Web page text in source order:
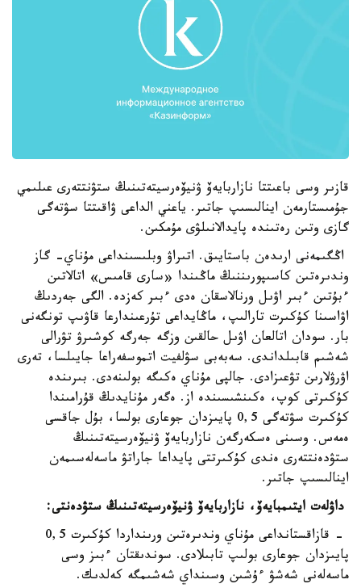
قازىر وسى باعىتتا نازاربايەۆ ۋنيۆەرسيتەتىنىڭ ستۋنتتەرى عىلىمي
جۇمىستارمەن اينالىسىپ جاتىر. ياعني الداعى ۋاقىتتا سۋتەگى
گازى وتىن رەتىندە پايدالانىلۋى مۇمكىن.
اڭگىمەنى ارىدەن باستايىق. اتىراۋ وبلىسىنداعى مۇناي- گاز
وندىرەتىن كاسىپورىننىڭ ماڭىندا «سارى قامىس» اتالاتىن
ءبۇتىن ءبىر اۋىل ورنالاسقان ەدى ءبىر كەزدە. الگى جەردىڭ
اۋاسىنا كۇكىرت تارالىپ، ماڭايداعى تۇرعىندارعا قاۋىپ تونگەنى
بار. سودان اتالعان اۋىل حالقىن وزگە جەرگە كوشىرۋ تۋرالى
شەشىم قابىلداندى. سەبەبى سۋلفيت اتموسفەراعا جايىلسا، تەرى
اۋرۋلارىن تۋعىزادى. جالپى مۇناي ەكىگە بولىنەدى. بىرىندە
كۇكىرتى كوپ، ەكىنشىسىندە از. ەگەر مۇنايدىڭ قۇرامىندا
كۇكىرت سۋتەگى 0,5 پايىزدان جوعارى بولسا، بۇل جاقسى
ەمەس. وسىنى ەسكەرگەن نازاربايەۆ ۋنيۆەرسيتەتىنىڭ
ستۋدەنتتەرى ەندى كۇكىرتتى پايداعا جاراتۋ ماسەلەسىمەن
اينالىسىپ جاتىر.
داۋلەت ايتىمبايەۆ، نازاربايەۆ ۋنيۆەرسيتەتىنىڭ ستۋدەنتى:
- قازاقستانداعى مۇناي وندىرەتىن ورىنداردا كۇكىرت 0,5
پايىزدان جوعارى بولىپ تابىلادى. سوندىقتان ءبىز وسى
ماسەلەنى شەشۋ ءۇشىن وسىنداي شەشىمگە كەلدىك.